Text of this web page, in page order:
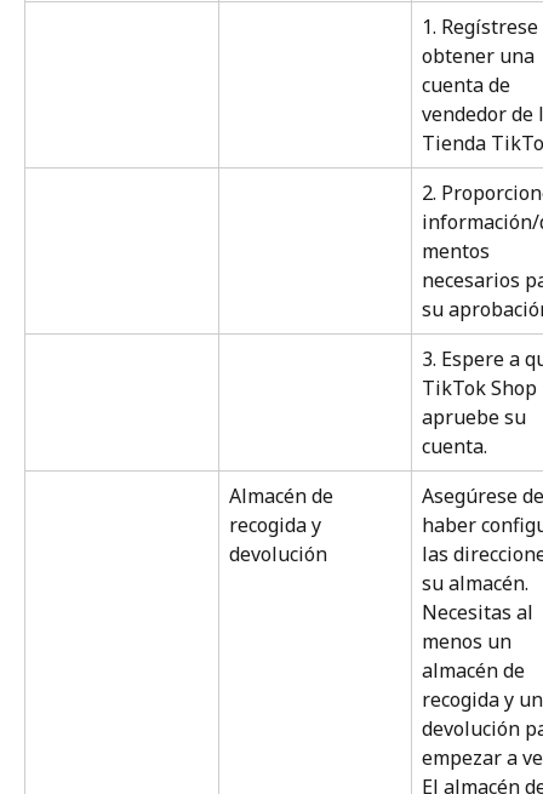
1.
obtener una
cuenta de
vendedor de
Tienda
2.
información/
mentos
necesarios
su
3. Espere a
TikTok Shop
apruebe su
cuenta.
Almacén de
recogida y
devolución
Asegúrese
haber
las
su almacén.
Necesitas al
menos un
almacén de
recogida y
devolución
empezar a
El almacén